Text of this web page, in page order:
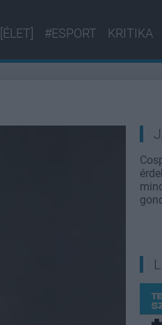
[ÉLET] #ESPORT KRITIKA